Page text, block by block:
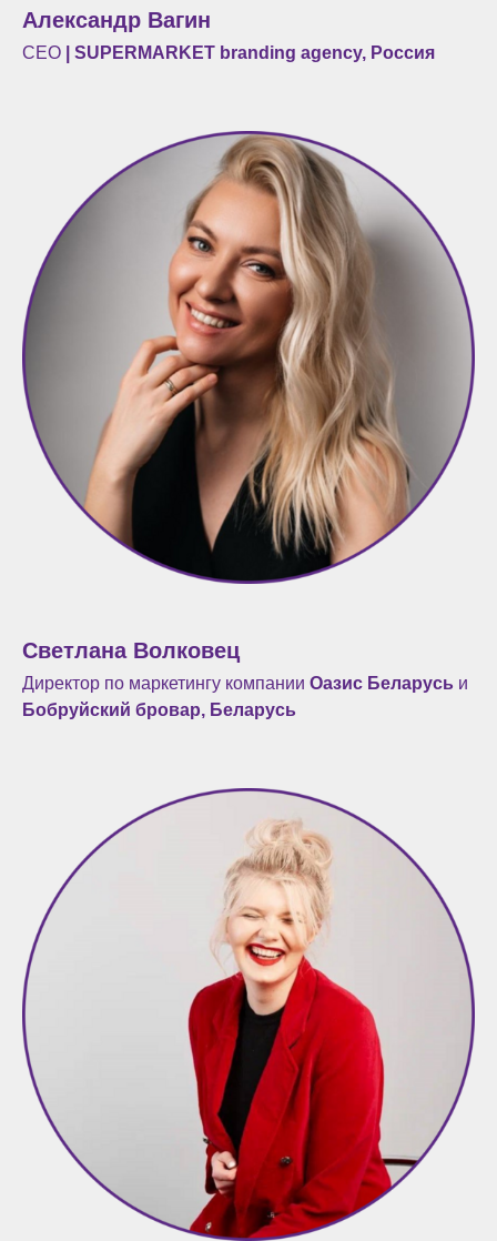
Александр Вагин
CEO | SUPERMARKET branding agency, Россия
Светлана Волковец
Директор по маркетингу компании Оазис Беларусь и
Бобруйский бровар, Беларусь